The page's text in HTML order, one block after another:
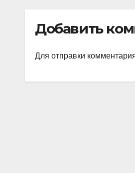
Добавить
Для отправки